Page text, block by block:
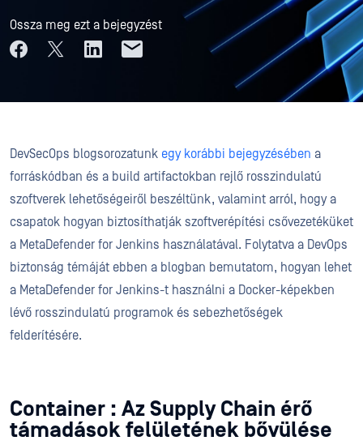
Ossza meg ezt a bejegyzést
DevSecOps blogsorozatunk egy korábbi bejegyzésében a
forráskódban és a build artifactokban rejlő rosszindulatú
szoftverek lehetőségeiről beszéltünk, valamint arról, hogy a
csapatok hogyan biztosíthatják szoftverépítési csővezetéküket
a MetaDefender for Jenkins használatával. Folytatva a DevOps
biztonság témáját ebben a blogban bemutatom, hogyan lehet
a MetaDefender for Jenkins-t használni a Docker-képekben
lévő rosszindulatú programok és sebezhetőségek
felderítésére.
Container : Az Supply Chain érő
támadások felületének bővülése